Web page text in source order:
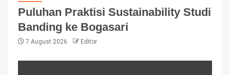
Puluhan Praktisi Sustainability Studi
Banding ke Bogasari
7 August 2026 Editor